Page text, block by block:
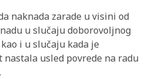
naknada zarade u visini od
u slučaju doborovоljnog
i u slučaju kada je
usled povrede na radu